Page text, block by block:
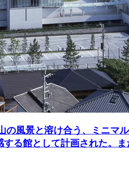
の風景と溶け合う、ミニマ
する館として計画された。